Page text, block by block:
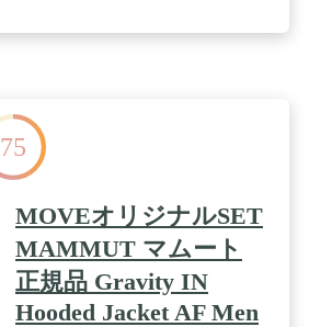
75
MOVEオリジナルSET
MAMMUT マムート
正規品 Gravity IN
Hooded Jacket AF Men